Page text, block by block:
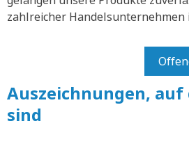
zahlreicher Handelsunternehmen
Auszeichnungen,
sind